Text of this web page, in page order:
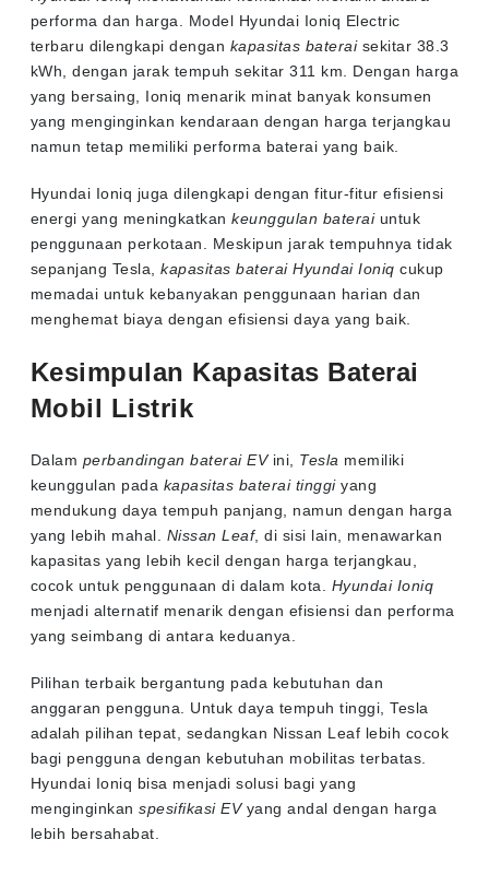
performa dan harga. Model Hyundai Ioniq Electric
terbaru dilengkapi dengan kapasitas bateraisekitar 38.3
kWh, dengan jarak tempuh sekitar 311 km. Dengan harga
yang bersaing, Ioniq menarik minat banyak konsumen
yang menginginkan kendaraan dengan harga terjangkau
namun tetap memiliki performa baterai yang baik.
Hyundai Ioniq juga dilengkapi dengan fitur-fitur efisiensi
energi yang meningkatkankeunggulan bateraiuntuk
penggunaan perkotaan. Meskipun jarak tempuhnya tidak
sepanjang Tesla,kapasitas baterai Hyundai Ioniq cukup
memadai untuk kebanyakan penggunaan harian dan
menghemat biaya dengan efisiensi daya yang baik.
Kesimpulan Kapasitas Baterai
Mobil Listrik
Dalam perbandingan baterai EVini, Tesla memiliki
keunggulan pada kapasitas baterai tinggiyang
mendukung daya tempuh panjang, namun dengan harga
yang lebih mahal. Nissan Leaf, di sisi lain, menawarkan
kapasitas yang lebih kecil dengan harga terjangkau,
cocok untuk penggunaan di dalam kota. Hyundai Ioniq
menjadi alternatif menarik dengan efisiensi dan performa
yang seimbang di antara keduanya.
Pilihan terbaik bergantung pada kebutuhan dan
anggaran pengguna. Untuk daya tempuh tinggi, Tesla
adalah pilihan tepat, sedangkan Nissan Leaf lebih cocok
bagi pengguna dengan kebutuhan mobilitas terbatas.
Hyundai Ioniq bisa menjadi solusi bagi yang
menginginkanspesifikasi EVyang andal dengan harga
lebih bersahabat.